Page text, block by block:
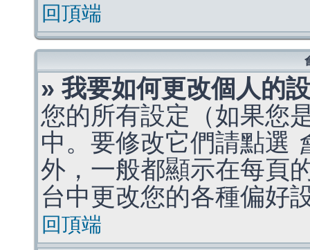
回頂端
» 我要如何更改個人的
您的所有設定（如果您
中。要修改它們請點選
外，一般都顯示在每頁
台中更改您的各種偏好
回頂端